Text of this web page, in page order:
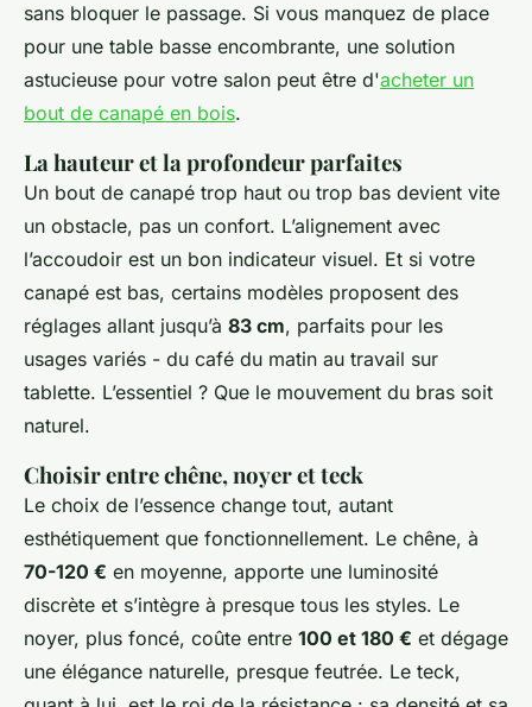
sans bloquer le passage. Si vous manquez de place
pour une table basse encombrante, une solution
astucieuse pour votre salon peut être d'acheter un
bout de canapé en bois.
La hauteur et la profondeur parfaites
Un bout de canapé trop haut ou trop bas devient vite
un obstacle, pas un confort. L’alignement avec
l’accoudoir est un bon indicateur visuel. Et si votre
canapé est bas, certains modèles proposent des
réglages allant jusqu’à 83 cm, parfaits pour les
usages variés - du café du matin au travail sur
tablette. L’essentiel ? Que le mouvement du bras soit
naturel.
Choisir entre chêne, noyer et teck
Le choix de l’essence change tout, autant
esthétiquement que fonctionnellement. Le chêne, à
70-120 € en moyenne, apporte une luminosité
discrète et s’intègre à presque tous les styles. Le
noyer, plus foncé, coûte entre 100 et 180 € et dégage
une élégance naturelle, presque feutrée. Le teck,